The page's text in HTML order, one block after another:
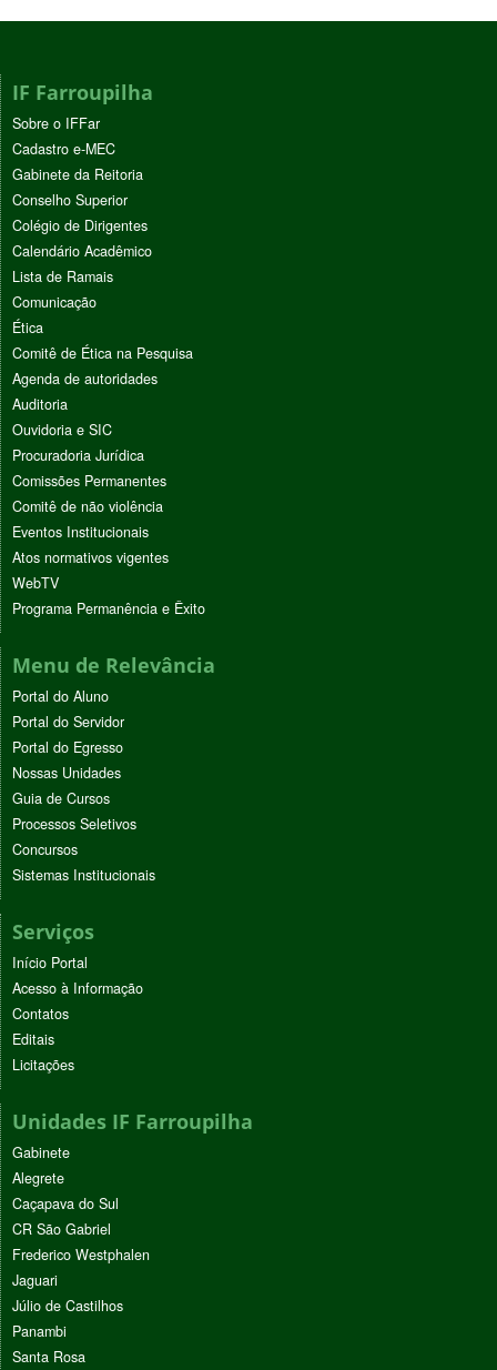
IF Farroupilha
Sobre o IFFar
Cadastro e-MEC
Gabinete da Reitoria
Conselho Superior
Colégio de Dirigentes
Calendário Acadêmico
Lista de Ramais
Comunicação
Ética
Comitê de Ética na Pesquisa
Agenda de autoridades
Auditoria
Ouvidoria e SIC
Procuradoria Jurídica
Comissões Permanentes
Comitê de não violência
Eventos Institucionais
Atos normativos vigentes
WebTV
Programa Permanência e Êxito
Menu de Relevância
Portal do Aluno
Portal do Servidor
Portal do Egresso
Nossas Unidades
Guia de Cursos
Processos Seletivos
Concursos
Sistemas Institucionais
Serviços
Início Portal
Acesso à Informação
Contatos
Editais
Licitações
Unidades IF Farroupilha
Gabinete
Alegrete
Caçapava do Sul
CR São Gabriel
Frederico Westphalen
Jaguari
Júlio de Castilhos
Panambi
Santa Rosa